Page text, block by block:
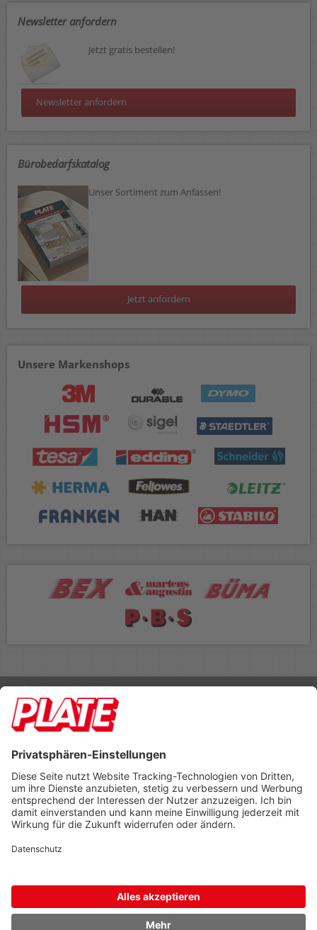
Newsletter anfordern
Jetzt gratis bestellen!
Newsletter anfordern
Bürobedarfskatalog
Unser Sortiment zum Anfassen!
Jetzt anfordern
Unsere Markenshops
Rufen Sie uns an 04298 401-0
Lieferbedingungen Impressum
Footer anzeigen
PLATE Büromaterial Vertriebs GmbH
Hilligenwarf 5